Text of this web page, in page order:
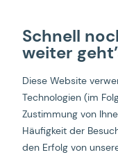
Schnell
weiter
Diese Website
Technologien (im
Zustimmung von
Häufigkeit der
den Erfolg von